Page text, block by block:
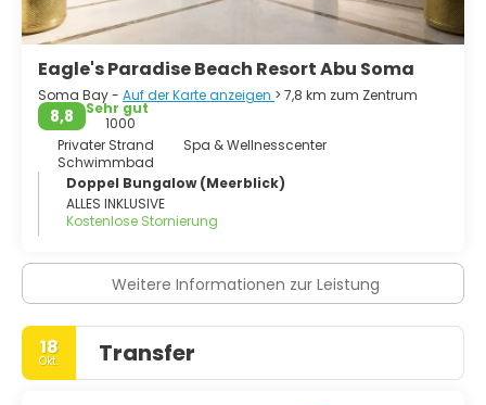
Eagle's Paradise Beach Resort Abu Soma
Soma Bay - Auf der Karte anzeigen > 7,8 km zum Zentrum
8,8
Sehr gut
1000
Privater Strand
Spa & Wellnesscenter
Schwimmbad
Doppel Bungalow (Meerblick)
ALLES INKLUSIVE
Kostenlose Stornierung
Weitere Informationen zur Leistung
18
Okt. Transfer